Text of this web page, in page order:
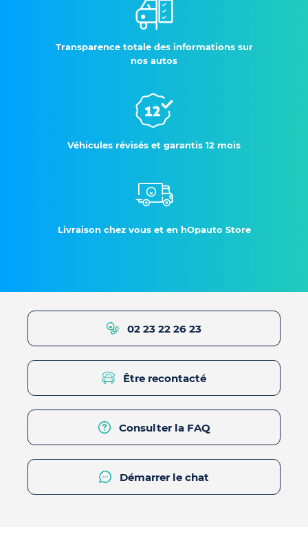
Transparence totale des informations sur
nos autos
Véhicules révisés et garantis 12 mois
Livraison chez vous et en hOpauto Store
02 23 22 26 23
Être recontacté
Consulter la FAQ
Démarrer le chat